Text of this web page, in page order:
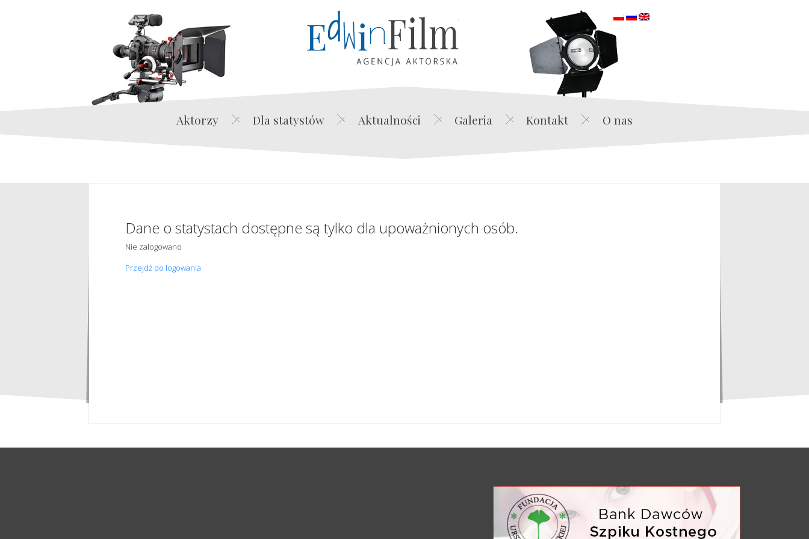
Edwin Film Agencja Aktorska
Aktorzy Dla statystów Aktualności Galeria Kontakt O nas
Dane o statystach dostępne są tylko dla upoważnionych osób.
Nie zalogowano
Przejdź do logowania